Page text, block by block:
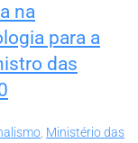
na
para a
das
, Ministério das